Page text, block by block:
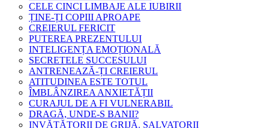
CELE CINCI LIMBAJE ALE IUBIRII
ȚINE-ȚI COPIII APROAPE
CREIERUL FERICIT
PUTEREA PREZENTULUI
INTELIGENȚA EMOȚIONALĂ
SECRETELE SUCCESULUI
ANTRENEAZĂ-ȚI CREIERUL
ATITUDINEA ESTE TOTUL
ÎMBLÂNZIREA ANXIETĂȚII
CURAJUL DE A FI VULNERABIL
DRAGĂ, UNDE-S BANII?
INVĂȚĂTORII DE GRIJĂ. SALVATORII